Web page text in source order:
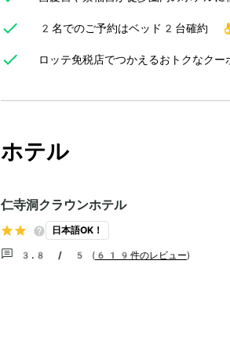
2名でのご予約はベッド2台確約
ロッテ免税店でつかえるおトクなク
ホテル
仁寺洞クラウンホテル
日本語OK！
3.8 / 5 ( 619件のレビュー)